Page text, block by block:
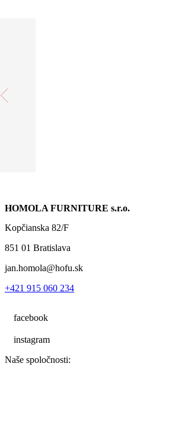
HOMOLA FURNITURE s.r.o.
Kopčianska 82/F
851 01 Bratislava
jan.homola@hofu.sk
+421 915 060 234
facebook
instagram
Naše spoločnosti: